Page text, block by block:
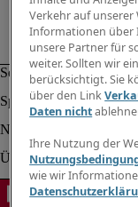
Verkehr auf unserer
Informationen über
unsere Partner für
weiter. Sollten wir
berücksichtigt. Sie
über den Link
Daten nicht
Ihre Nutzung der
wie wir